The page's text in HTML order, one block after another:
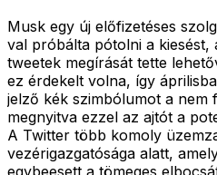
Musk egy új előfizetéses
val próbálta pótolni a kiesést,
tweetek megírását tette
ez érdekelt volna, így
jelző kék szimbólumot a nem
megnyitva ezzel az ajtót a
A Twitter több komoly
vezérigazgatósága alatt,
egybeesett a tömeges